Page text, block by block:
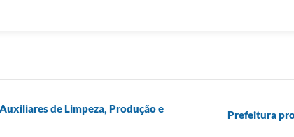
de Limpeza, Produção e
Prefeitura